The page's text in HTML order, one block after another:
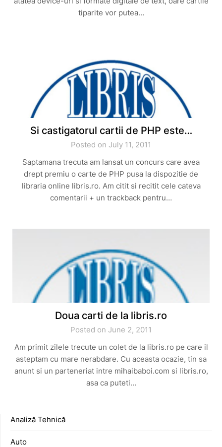
tiparite vor putea…
Si castigatorul cartii de PHP este…
Posted on July 11, 2011
Saptamana trecuta am lansat un concurs care avea
drept premiu o carte de PHP pusa la dispozitie de
libraria online libris.ro. Am citit si recitit cele cateva
comentarii + un trackback pentru…
Doua carti de la libris.ro
Posted on June 2, 2011
Am primit zilele trecute un colet de la libris.ro pe care il
asteptam cu mare nerabdare. Cu aceasta ocazie, tin sa
anunt si un parteneriat intre mihaibaboi.com si libris.ro,
asa ca puteti…
Analiză Tehnică
Auto